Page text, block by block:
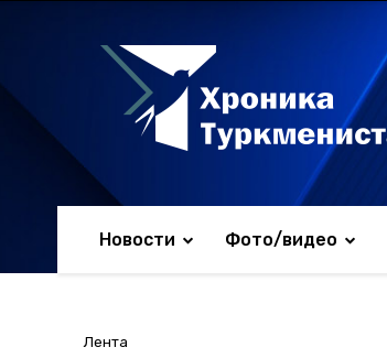
Новости Фото/видео
Лента